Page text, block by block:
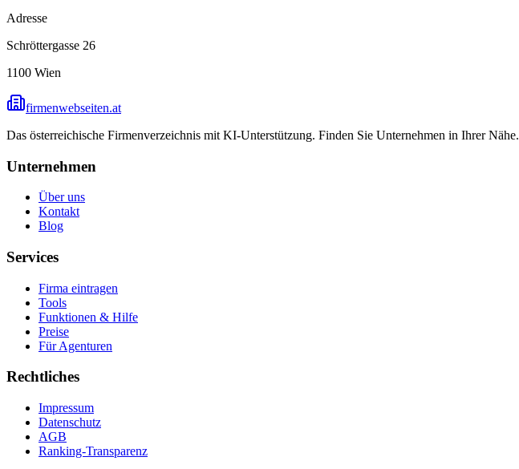
Adresse
Schröttergasse 26
1100 Wien
firmenwebseiten.at
Das österreichische Firmenverzeichnis mit KI-Unterstützung. Finden Sie Unternehmen in Ihrer Nähe.
Unternehmen
Über uns
Kontakt
Blog
Services
Firma eintragen
Tools
Funktionen & Hilfe
Preise
Für Agenturen
Rechtliches
Impressum
Datenschutz
AGB
Ranking-Transparenz